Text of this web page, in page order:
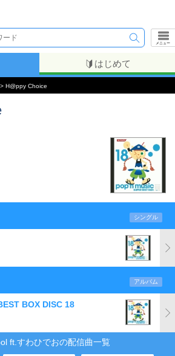
メニュー
はじめて
> H@ppy Choice
シングル
アルバム
BOX DISC 18
ft.すわひでおの配信曲一覧